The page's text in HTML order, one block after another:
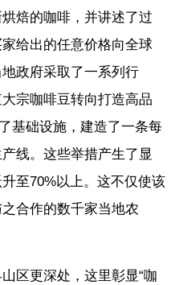
焙的咖啡，并讲述了过
给出的任意价格向全球
政府采取了一系列行
宗咖啡豆转向打造高品
基础设施，建造了一条每
线。这些举措产生了显
至70%以上。这不仅使该
合作的数千家当地农
区更深处，这里彰显“咖